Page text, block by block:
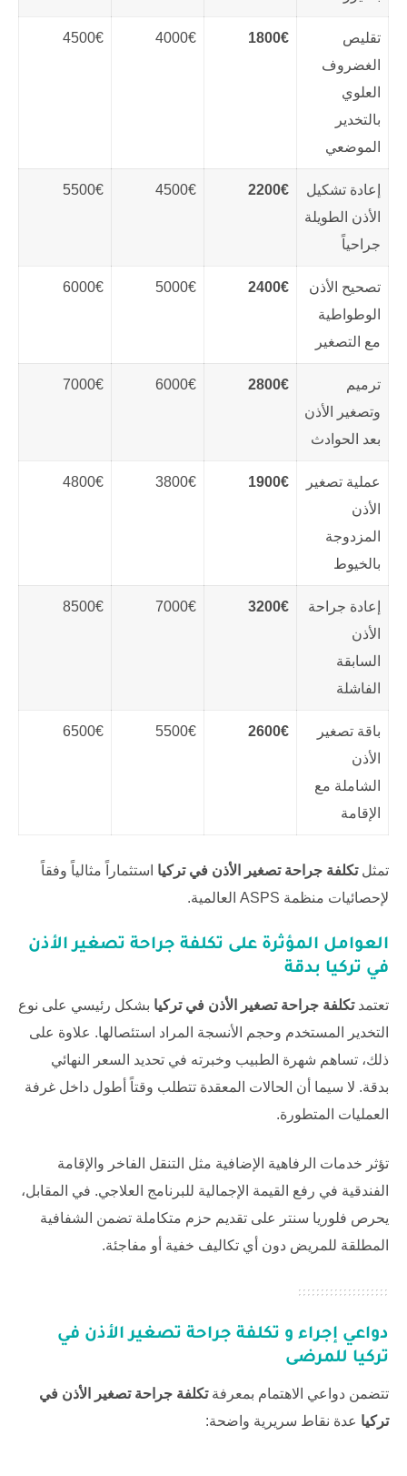
تقليص
الغضروف
العلوي
بالتخدير
الموضعي
1800€
4000€
4500€
إعادة تشكيل
الأذن الطويلة
جراحياً
2200€
4500€
5500€
تصحيح الأذن
الوطواطية
مع التصغير
2400€
5000€
6000€
ترميم
وتصغير الأذن
بعد الحوادث
2800€
6000€
7000€
عملية تصغير
الأذن
المزدوجة
بالخيوط
1900€
3800€
4800€
إعادة جراحة
الأذن
السابقة
الفاشلة
3200€
7000€
8500€
باقة تصغير
الأذن
الشاملة مع
الإقامة
2600€
5500€
6500€
تمثلتكلفة جراحة تصغير الأذن في تركيا استثماراً مثالياً وفقاً
لإحصائيات منظمة ASPS العالمية.
العوامل المؤثرة على تكلفة جراحة تصغير الأذن
في تركيا بدقة
تعتمدتكلفة جراحة تصغير الأذن في تركيا بشكل رئيسي على نوع
التخدير المستخدم وحجم الأنسجة المراد استئصالها. علاوة على
ذلك، تساهم شهرة الطبيب وخبرته في تحديد السعر النهائي
بدقة. لا سيما أن الحالات المعقدة تتطلب وقتاً أطول داخل غرفة
العمليات المتطورة.
تؤثر خدمات الرفاهية الإضافية مثل التنقل الفاخر والإقامة
الفندقية في رفع القيمة الإجمالية للبرنامج العلاجي. في المقابل،
يحرص فلوريا سنتر
على تقديم حزم متكاملة تضمن الشفافية
المطلقة للمريض دون أي تكاليف خفية أو مفاجئة.
دواعي إجراء و تكلفة جراحة تصغير الأذن في
تركيا للمرضى
تتضمن دواعي الاهتمام بمعرفةتكلفة جراحة تصغير الأذن في
تركيا عدة نقاط سريرية واضحة: